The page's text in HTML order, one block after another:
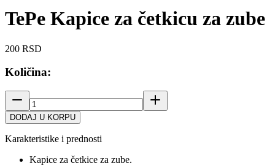
TePe Kapice za četkicu za zube
200 RSD
Količina:
DODAJ U KORPU
Karakteristike i prednosti
Kapice za četkice za zube.